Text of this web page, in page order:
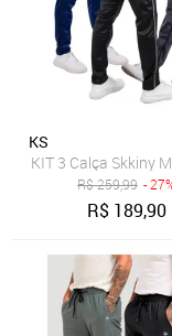
KS
KIT 3 Calça Skkiny
R$259,99 -
R$ 189,90